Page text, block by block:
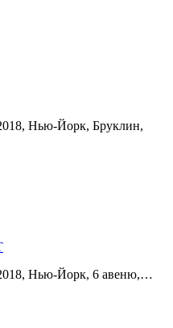
Нью-Йорк, Бруклин,
Нью-Йорк, 6 авеню,…